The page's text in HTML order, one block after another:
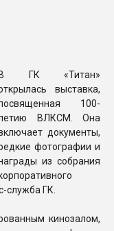
ГК «Титан»
выставка,
100-
ВЛКСМ. Она
документы,
фотографии и
из собрания
служба ГК.
кинозалом,